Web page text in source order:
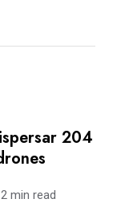
204
2 min read